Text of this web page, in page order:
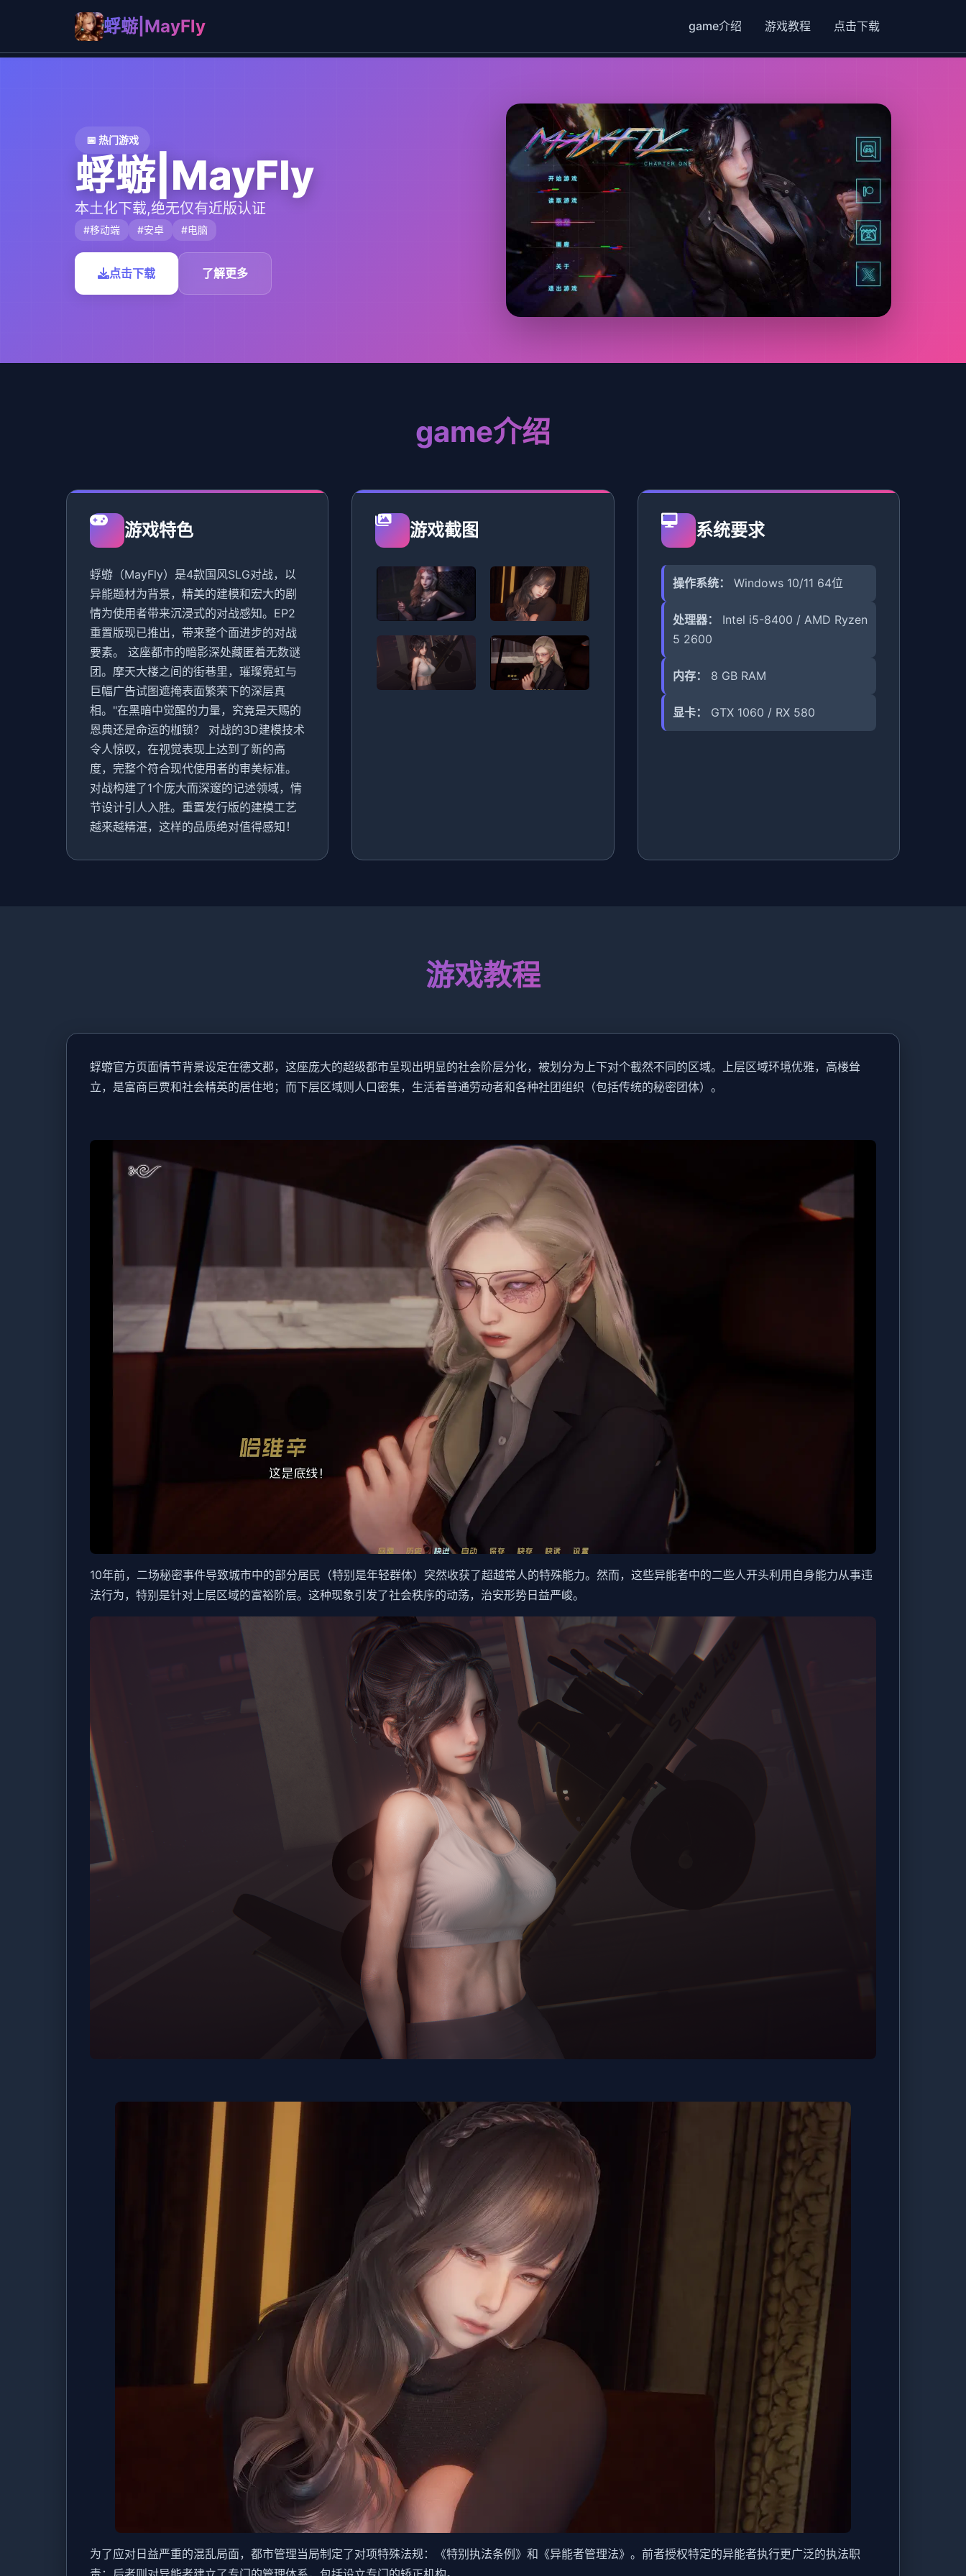
蜉蝣|MayFly game介绍 游戏教程 点击下载
📅 热门游戏
蜉蝣|MayFly
本土化下载,绝无仅有近版认证
#移动端 #安卓 #电脑
点击下载 了解更多
game介绍
游戏特色
蜉蝣（MayFly）是4款国风SLG对战，以
异能题材为背景，精美的建模和宏大的剧
情为使用者带来沉浸式的对战感知。EP2
重置版现已推出，带来整个面进步的对战
要素。 这座都市的暗影深处藏匿着无数谜
团。摩天大楼之间的街巷里，璀璨霓虹与
巨幅广告试图遮掩表面繁荣下的深层真
相。"在黑暗中觉醒的力量，究竟是天赐的
恩典还是命运的枷锁？ 对战的3D建模技术
令人惊叹，在视觉表现上达到了新的高
度，完整个符合现代使用者的审美标准。
对战构建了1个庞大而深邃的记述领域，情
节设计引人入胜。重置发行版的建模工艺
越来越精湛，这样的品质绝对值得感知！
游戏截图 系统要求
操作系统： Windows 10/11 64位
处理器：
Intel i5-8400 / AMD Ryzen
5 2600
内存： 8 GB RAM
显卡： GTX 1060 / RX 580
游戏教程
蜉蝣官方页面情节背景设定在德文郡，这座庞大的超级都市呈现出明显的社会阶层分化，被划分为上下对个截然不同的区域。上层区域环境优雅，高楼耸
立，是富商巨贾和社会精英的居住地；而下层区域则人口密集，生活着普通劳动者和各种社团组织（包括传统的秘密团体）。
10年前，二场秘密事件导致城市中的部分居民（特别是年轻群体）突然收获了超越常人的特殊能力。然而，这些异能者中的二些人开头利用自身能力从事违
法行为，特别是针对上层区域的富裕阶层。这种现象引发了社会秩序的动荡，治安形势日益严峻。
为了应对日益严重的混乱局面，都市管理当局制定了对项特殊法规：《特别执法条例》和《异能者管理法》。前者授权特定的异能者执行更广泛的执法职